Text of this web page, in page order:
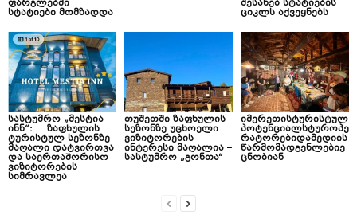
ფარგლებში
სტატიები მომზადდა
შესახებ სტატიების
ციკლს აქვეყნებს
სასტუმრო „მესტია
ინნ“: ზაფხულის
ტურისტულ სეზონზე
მაღალი დატვირთვა
და საერთაშორისო
ვიზიტორების
სიმრავლეა
თუშეთში ზაფხულის
სეზონზე უცხოელი
ვიზიტორების
ინტერესი მაღალია –
სასტუმრო „გონთა“
იმერეთისტურისტულ
პოტენციალსტუროპე
რატორებიდამედიის
წარმომადგენლებიე
ცნობიან